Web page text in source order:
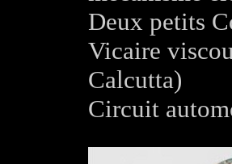
Deux petits
Vicaire
Calcutta)
Circuit